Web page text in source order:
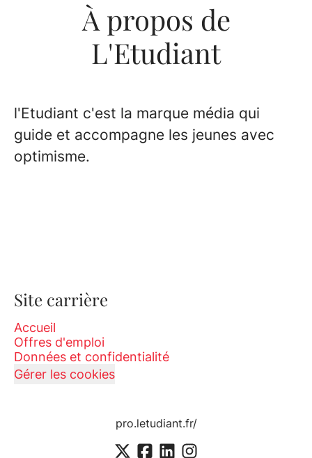
À propos de
L'Etudiant
l'Etudiant c'est la marque média qui
guide et accompagne les jeunes avec
optimisme.
Site carrière
Accueil
Offres d'emploi
Données et confidentialité
Gérer les cookies
pro.letudiant.fr/